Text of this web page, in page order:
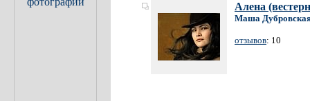
Алена
Маша
отзывов: 10